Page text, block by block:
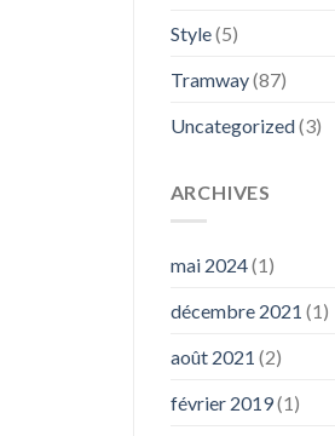
Style(5)
Tramway(87)
Uncategorized(3)
ARCHIVES
mai 2024(1)
décembre 2021 (1)
août 2021 (2)
février 2019(1)